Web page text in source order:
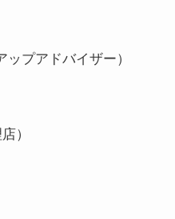
プアドバイザー）
）